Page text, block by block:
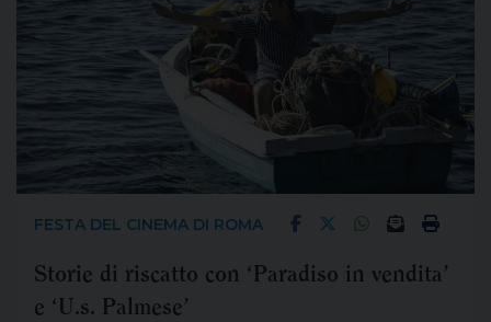
FESTA DEL CINEMA DI ROMA
Storie di riscatto con ‘Paradiso in vendita’
e ‘U.s. Palmese’